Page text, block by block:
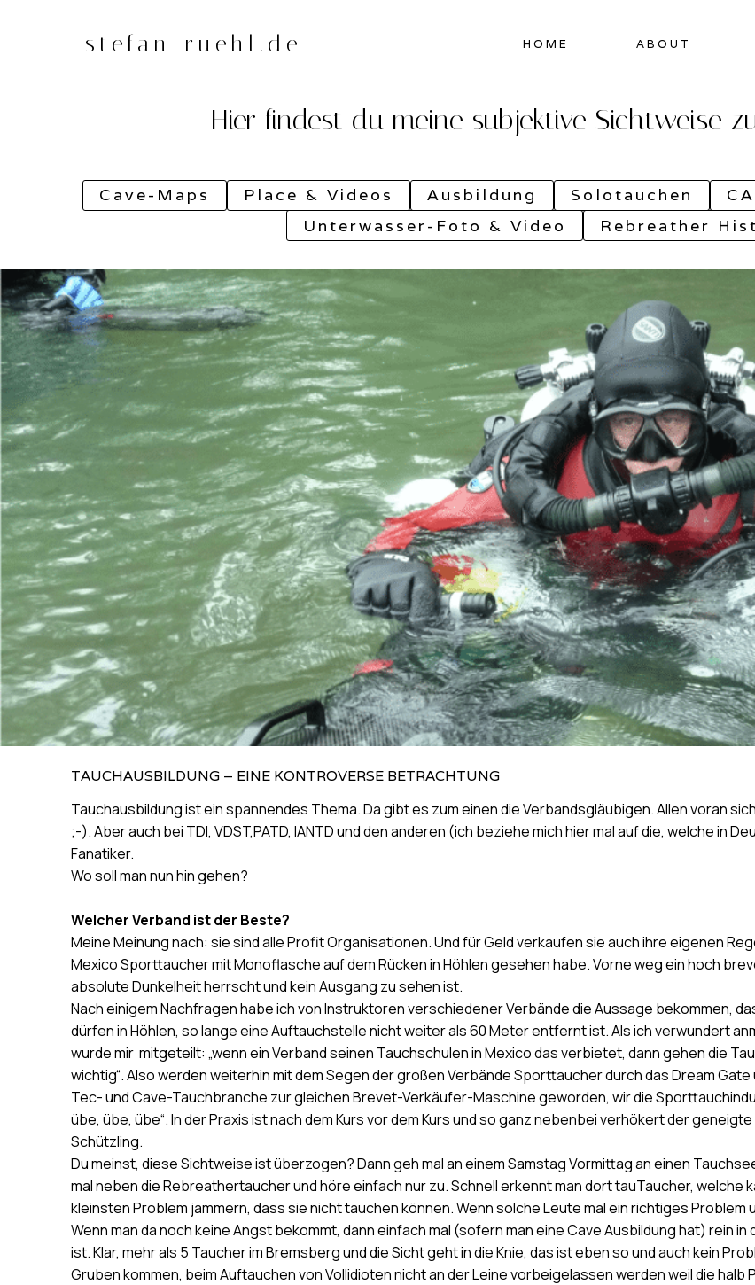
stefan-ruehl.de HOME ABOUT
Hier findest du meine subjektive Sichtweise
Cave-Maps Place & Videos Ausbildung Solotauchen
Unterwasser-Foto & Video
Rebreather
TAUCHAUSBILDUNG – EINE KONTROVERSE BETRACHTUNG
Tauchausbildung ist ein spannendes Thema. Da gibt es zum einen die Verbandsgläubigen. Allen voran
;-). Aber auch bei TDI, VDST,PATD, IANTD und den anderen (ich beziehe mich hier mal auf die, welche in
Fanatiker.
Wo soll man nun hin gehen?
Welcher Verband ist der Beste?
Meine Meinung nach: sie sind alle Profit Organisationen. Und für Geld verkaufen sie auch ihre eigenen
Mexico Sporttaucher mit Monoflasche auf dem Rücken in Höhlen gesehen habe. Vorne weg ein hoch
absolute Dunkelheit herrscht und kein Ausgang zu sehen ist.
Nach einigem Nachfragen habe ich von Instruktoren verschiedener Verbände die Aussage bekommen,
dürfen in Höhlen, so lange eine Auftauchstelle nicht weiter als 60 Meter entfernt ist. Als ich verwundert
wurde mir mitgeteilt: „wenn ein Verband seinen Tauchschulen in Mexico das verbietet, dann gehen die
wichtig“. Also werden weiterhin mit dem Segen der großen Verbände Sporttaucher durch das Dream
Tec- und Cave-Tauchbranche zur gleichen Brevet-Verkäufer-Maschine geworden, wir die
übe, übe, übe“. In der Praxis ist nach dem Kurs vor dem Kurs und so ganz nebenbei verhökert der
Schützling.
Du meinst, diese Sichtweise ist überzogen? Dann geh mal an einem Samstag Vormittag an einen
mal neben die Rebreathertaucher und höre einfach nur zu. Schnell erkennt man dort tauTaucher, welche
kleinsten Problem jammern, dass sie nicht tauchen können. Wenn solche Leute mal ein richtiges
Wenn man da noch keine Angst bekommt, dann einfach mal (sofern man eine Cave Ausbildung hat) rein
ist. Klar, mehr als 5 Taucher im Bremsberg und die Sicht geht in die Knie, das ist eben so und auch kein
Gruben kommen, beim Auftauchen von Vollidioten nicht an der Leine vorbeigelassen werden weil die halb